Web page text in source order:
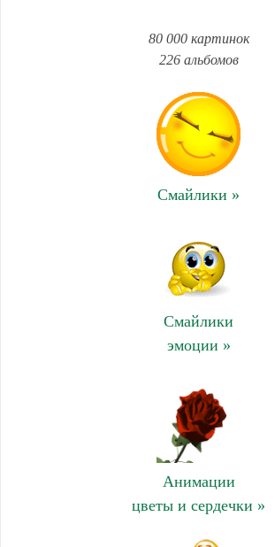
80 000 картинок
226 альбомов
Смайлики »
Смайлики
эмоции »
Анимации
цветы и сердечки »